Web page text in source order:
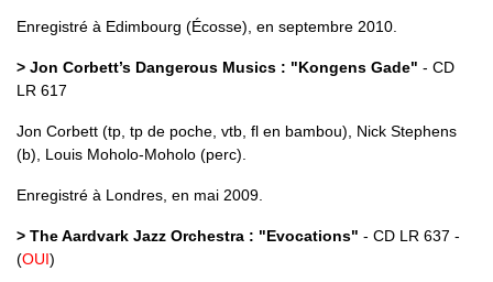
Enregistré à Edimbourg (Écosse), en septembre 2010.
> Jon Corbett’s Dangerous Musics : "Kongens Gade" - CD
LR 617
Jon Corbett (tp, tp de poche, vtb, fl en bambou), Nick Stephens
(b), Louis Moholo-Moholo (perc).
Enregistré à Londres, en mai 2009.
> The Aardvark Jazz Orchestra : "Evocations" - CD LR 637 -
(OUI)